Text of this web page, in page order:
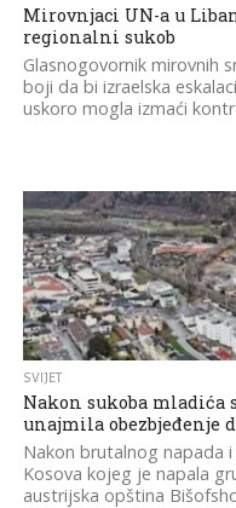
Mirovnjaci UN-a u
regionalni sukob
Glasnogovornik mirovnih
boji da bi izraelska
uskoro mogla izmaći
SVIJET
Nakon sukoba mladića
unajmila obezbjeđenje
Nakon brutalnog napada
Kosova kojeg je napala
austrijska opština